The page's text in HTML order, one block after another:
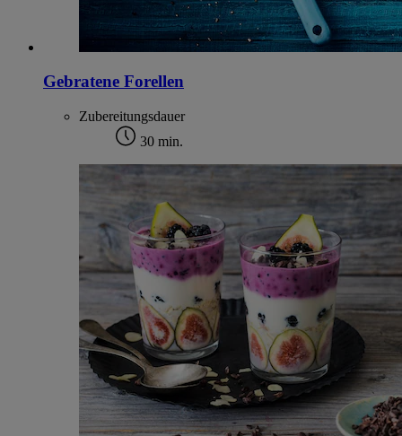
Gebratene Forellen
Zubereitungsdauer
30 min.